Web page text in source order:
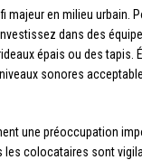
majeur en milieu urbain.
dans des
épais ou des tapis.
sonores
une préoccupation
les colocataires sont